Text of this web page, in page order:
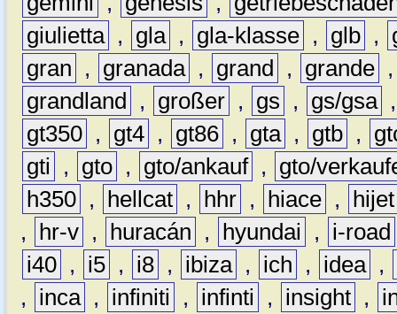
giulietta , gla , gla-klasse , glb ,
gran
, granada , grand , grande
grandland
, großer , gs , gs/gsa
gt350 , gt4 , gt86 , gta , gtb ,
gti
, gto , gto/ankauf ,
gto/
h350 , hellcat , hhr , hiace ,
hijet
,
hr-v , huracán , hyundai ,
i-road
i40 , i5 , i8 , ibiza , ich , idea ,
,
inca , infiniti , infinti , insight ,